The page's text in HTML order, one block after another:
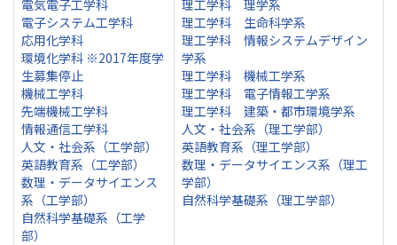
電気電子工学科
電子システム工学科
応用化学科
環境化学科 ※2017年度学
生募集停止
機械工学科
先端機械工学科
情報通信工学科
人文・社会系（工学部）
英語教育系（工学部）
数理・データサイエンス
系（工学部）
自然科学基礎系（工学
部）
理工学科 理学系
理工学科 生命科学系
理工学科 情報システムデザイン
学系
理工学科 機械工学系
理工学科 電子情報工学系
理工学科 建築・都市環境学系
人文・社会系（理工学部）
英語教育系（理工学部）
数理・データサイエンス系（理工
学部）
自然科学基礎系（理工学部）